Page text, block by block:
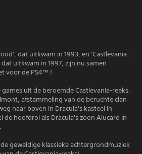
dat uitkwam in 1993, en 'Castlevania:
uitkwam in 1997, zijn nu samen
voor de PS4™ !
games uit de beroemde Castlevania-reeks.
afstammeling van de beruchte clan
naar boven in Dracula's kasteel in
de hoofdrol als Dracula's zoon Alucard in
geweldige klassieke achtergrondmuziek